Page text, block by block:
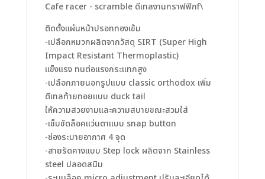
Cafe racer - scramble ดีเทลงานกราฟฟิกf\
ติดตั้งแผ่นหน้าปรอททองเข้ม
-เปลือกหมวกผลิตจากวัสดุ SIRT (Super High
Impact Resistant Thermoplastic)
แข็งแรง ทนต่อแรงกระแทกสูง
-เปลือกภายนอกรูปแบบ classic orthodox เพิ่ม
ดีเทลท้ายทอยแบบ duck tail
ให้ความสวยงามและความสบายขณะสวมใส่
-เข็มขัดล็อคแว่นตาแบบ snap button
-ช่องระบายอากาศ 4 จุด
-สายรัดคางแบบ Step lock ผลิตจาก Stainless
steel ปลอดสนิม